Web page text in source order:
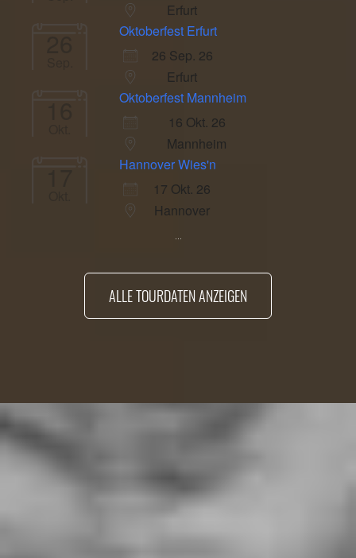
Erfurt
26
Oktoberfest Erfurt
26 Sep. 26
Erfurt
16
Oktoberfest Mannheim
16 Okt. 26
Mannheim
17
Hannover Wies'n
17 Okt. 26
Hannover
...
ALLE TOURDATEN ANZEIGEN